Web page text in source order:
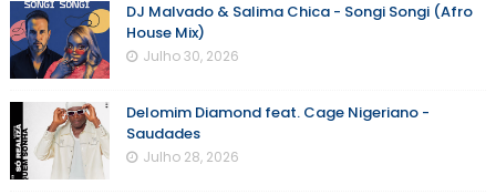
DJ Malvado & Salima Chica - Songi Songi (Afro
House Mix)
Julho 30, 2026
Delomim Diamond feat. Cage Nigeriano -
Saudades
Julho 28, 2026